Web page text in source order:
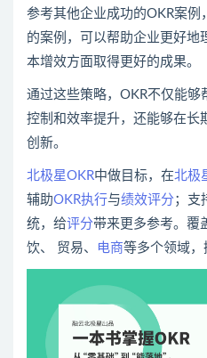
参考其他企业成功的OKR案
的案例，可以帮助企业更好地
本增效方面取得更好的成果。
通过这些策略，OKR不仅能
控制和效率提升，还能够在长
创新。
北极星OKR中做目标，在北极
辅助OKR执行与绩效评分 ；支
统，给评分带来更多参考。覆
饮、 贸易、
电商等多个领域